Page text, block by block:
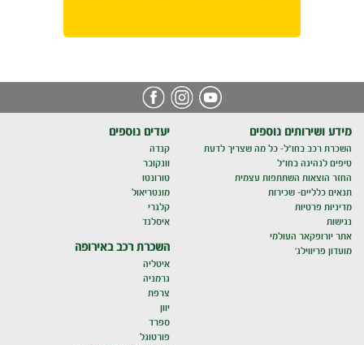
מידע ושירותים נוספים
השכרת רכב בחו"ל- כל מה שצריך לדעת
טיפים לנהיגה בחו"ל
החזר הוצאות השתתפות עצמית
תנאים כלליים- שכירות
מדיניות פרטיות
נגישות
אתר יורופקאר העולמי
מועדון פריווילג'
יעדים נוספים
קנדה
וונקובר
טורונטו
מונטריאול
קלגרי
איסלנד
השכרת רכב באירופה
איטליה
גרמניה
צרפת
יוון
ספרד
פורטוגל